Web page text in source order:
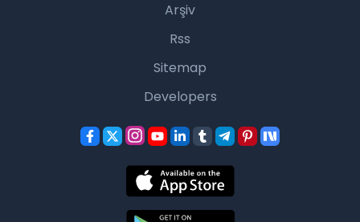
Arşiv
Rss
Sitemap
Developers